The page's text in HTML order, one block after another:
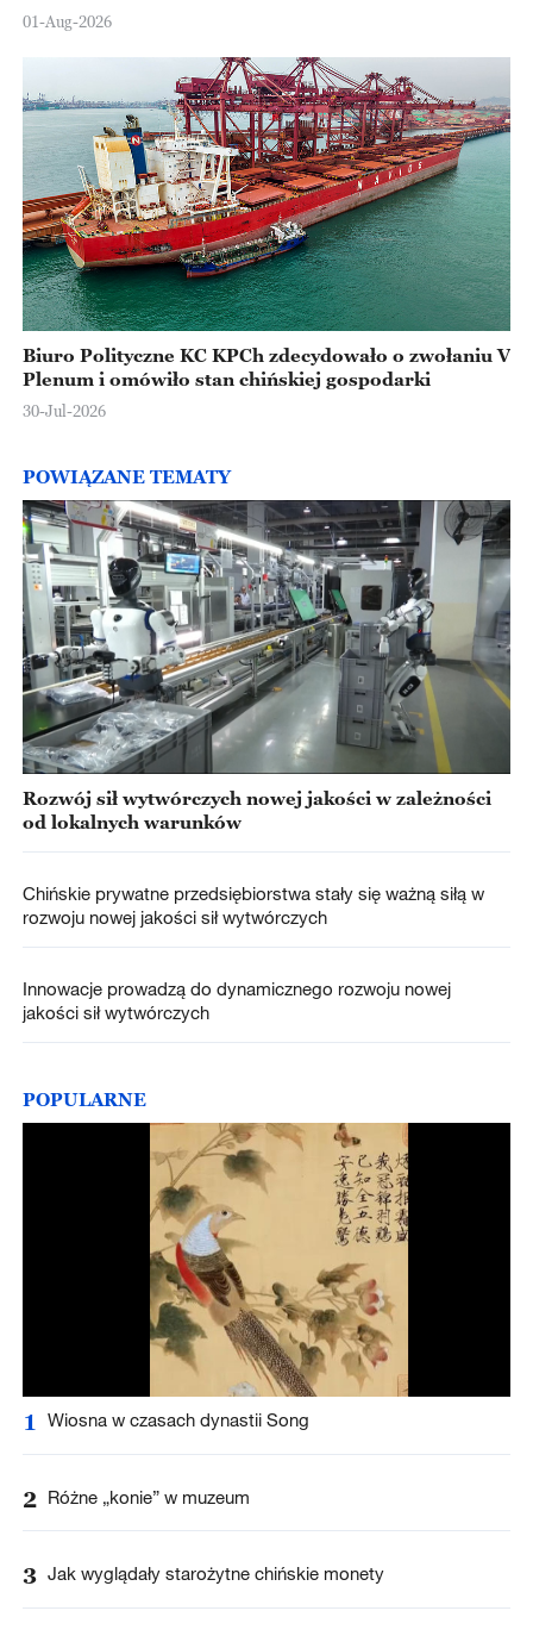
Europejskiej
01-Aug-2026
Biuro Polityczne KC KPCh zdecydowało o zwołaniu V
Plenum i omówiło stan chińskiej gospodarki
30-Jul-2026
POWIĄZANE TEMATY
Rozwój sił wytwórczych nowej jakości w zależności
od lokalnych warunków
Chińskie prywatne przedsiębiorstwa stały się ważną siłą w
rozwoju nowej jakości sił wytwórczych
Innowacje prowadzą do dynamicznego rozwoju nowej
jakości sił wytwórczych
POPULARNE
1 Wiosna w czasach dynastii Song
2 Różne „konie” w muzeum
3 Jak wyglądały starożytne chińskie monety